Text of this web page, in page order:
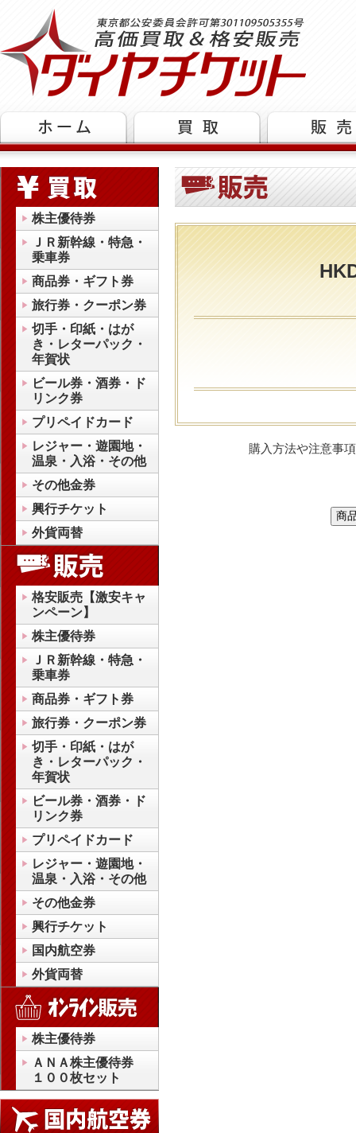
株主優待券
ＪＲ新幹線・特急・
乗車券
商品券・ギフト券
旅行券・クーポン券
切手・印紙・はが
き・レターパック・
年賀状
ビール券・酒券・ド
リンク券
プリペイドカード
レジャー・遊園地・
温泉・入浴・その他
その他金券
興行チケット
外貨両替
格安販売【激安キャ
ンペーン】
株主優待券
ＪＲ新幹線・特急・
乗車券
商品券・ギフト券
旅行券・クーポン券
切手・印紙・はが
き・レターパック・
年賀状
ビール券・酒券・ド
リンク券
プリペイドカード
レジャー・遊園地・
温泉・入浴・その他
その他金券
興行チケット
国内航空券
外貨両替
株主優待券
ＡＮＡ株主優待券
１００枚セット
購入方法や注意事